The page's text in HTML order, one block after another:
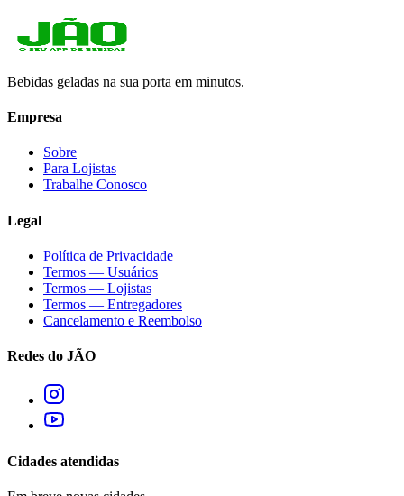
Bebidas geladas na sua porta em minutos.
Empresa
Sobre
Para Lojistas
Trabalhe Conosco
Legal
Política de Privacidade
Termos — Usuários
Termos — Lojistas
Termos — Entregadores
Cancelamento e Reembolso
Redes do JÃO
Cidades atendidas